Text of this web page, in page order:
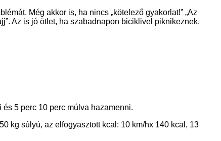
Még akkor is, ha nincs „kötelező gyakorlat!” „Az
Az is jó ötlet, ha szabadnapon biciklivel piknikeznek.
5 perc 10 perc múlva hazamenni.
kg súlyú, az elfogyasztott kcal: 10 km/hx 140 kcal, 13